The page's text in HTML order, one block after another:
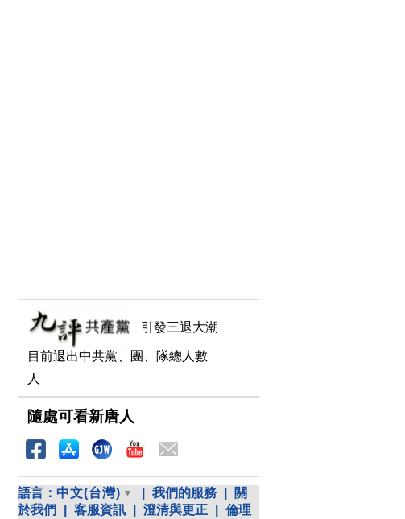
引發三退大潮
目前退出中共黨、團、隊總人數
人
隨處可看新唐人
語言： 中文(台灣) 我們的服務
關
於我們
客服資訊 澄清與更正
倫理